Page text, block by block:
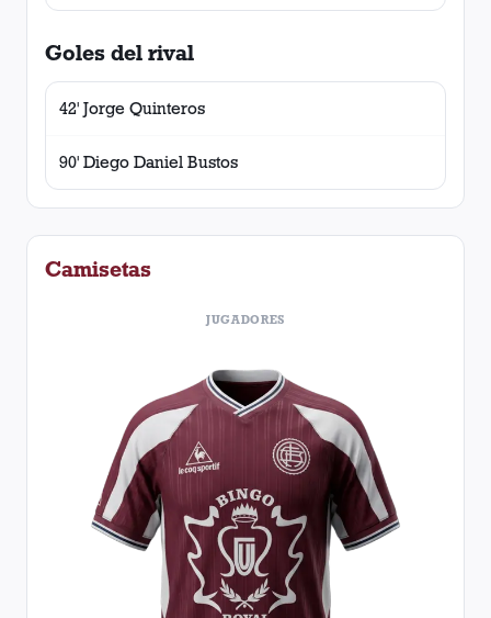
Goles del rival
42' Jorge Quinteros
90' Diego Daniel Bustos
Camisetas
JUGADORES